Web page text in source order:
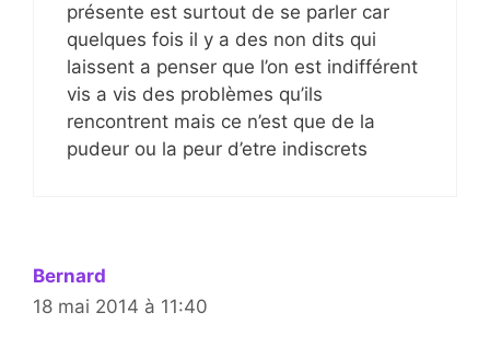
présente est surtout de se parler car
quelques fois il y a des non dits qui
laissent a penser que l’on est indifférent
vis a vis des problèmes qu’ils
rencontrent mais ce n’est que de la
pudeur ou la peur d’etre indiscrets
Bernard
18 mai 2014 à 11:40